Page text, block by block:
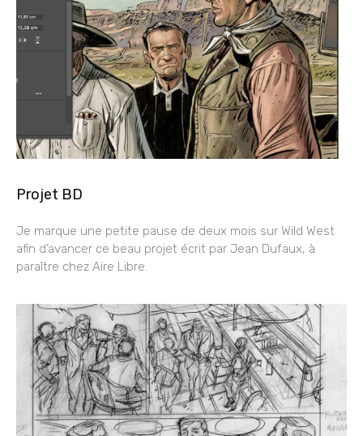
Projet BD
Je marque une petite pause de deux mois sur Wild West
afin d’avancer ce beau projet écrit par Jean Dufaux, à
paraître chez Aire Libre.